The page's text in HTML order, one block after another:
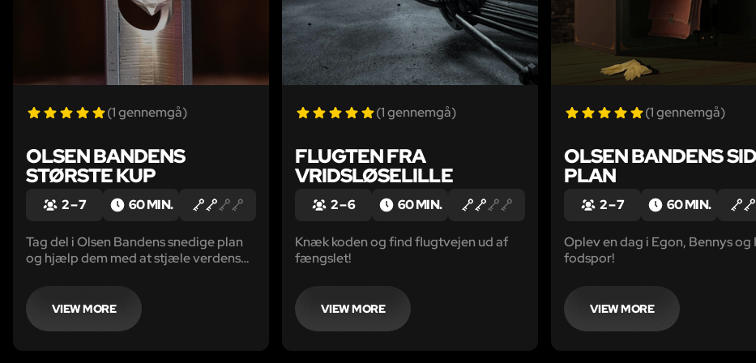
(1 gennemgå)
OLSEN BANDENS
STØRSTE KUP
2 – 7 60 MIN.
Tag del i Olsen Bandens snedige plan
og hjælp dem med at stjæle verdens
VIEW MORE
(1 gennemgå)
FLUGTEN FRA
VRIDSLØSELILLE
2 – 6 60 MIN.
Knæk koden og find flugtvejen ud af
fængslet!
VIEW MORE
(1 gennemgå)
OLSEN BANDENS
PLAN
2 – 7 60 MIN.
Oplev en dag i Egon, Bennys og
fodspor!
VIEW MORE